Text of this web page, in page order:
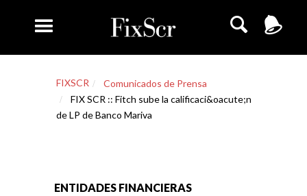
FIXSCR
Comunicados de Prensa
FIX SCR :: Fitch sube la calificaci&oacute;n
de LP de Banco Mariva
ENTIDADES FINANCIERAS